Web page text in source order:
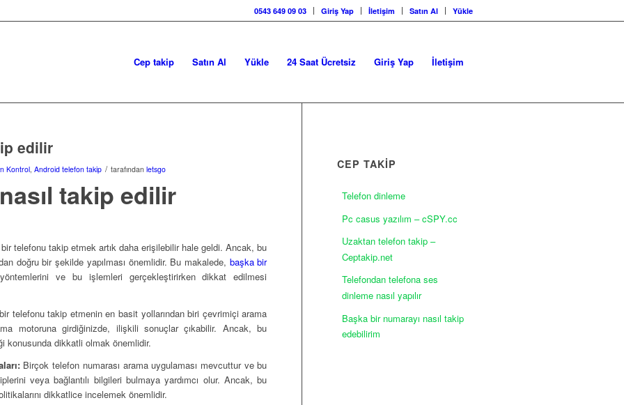
0543 649 09 03 Giriş Yap İletişim Satın Al Yükle
Cep takip Satın Al Yükle 24 Saat Ücretsiz Giriş Yap İletişim
edilir
Kontrol, Android telefon takip / tarafından letsgo
takip edilir
telefonu takip etmek artık daha erişilebilir hale geldi. Ancak, bu
doğru bir şekilde yapılması önemlidir. Bu makalede, başka bir
ve bu işlemleri gerçekleştirirken dikkat edilmesi
telefonu takip etmenin en basit yollarından biri çevrimiçi arama
motoruna girdiğinizde, ilişkili sonuçlar çıkabilir. Ancak, bu
konusunda dikkatli olmak önemlidir.
Birçok telefon numarası arama uygulaması mevcuttur ve bu
veya bağlantılı bilgileri bulmaya yardımcı olur. Ancak, bu
dikkatlice incelemek önemlidir.
CEP TAKİP
Telefon dinleme
Pc casus yazılım – cSPY.cc
Uzaktan telefon takip –
Ceptakip.net
Telefondan telefona ses
dinleme nasıl yapılır
Başka bir numarayı nasıl takip
edebilirim